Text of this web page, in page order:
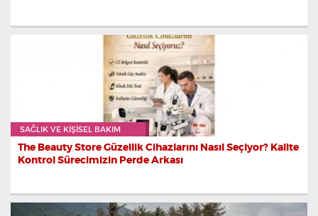
SAĞLIK VE KIŞISEL BAKIM
The Beauty Store Güzellik Cihazlarını Nasıl Seçiyor? Kalite
Kontrol Sürecimizin Perde Arkası